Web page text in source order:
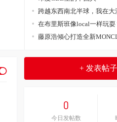
跨越东西南北半球，我在大
在布里斯班像local一样玩耍
藤原浩倾心打造全新
+ 发表帖子
0
今日发帖数